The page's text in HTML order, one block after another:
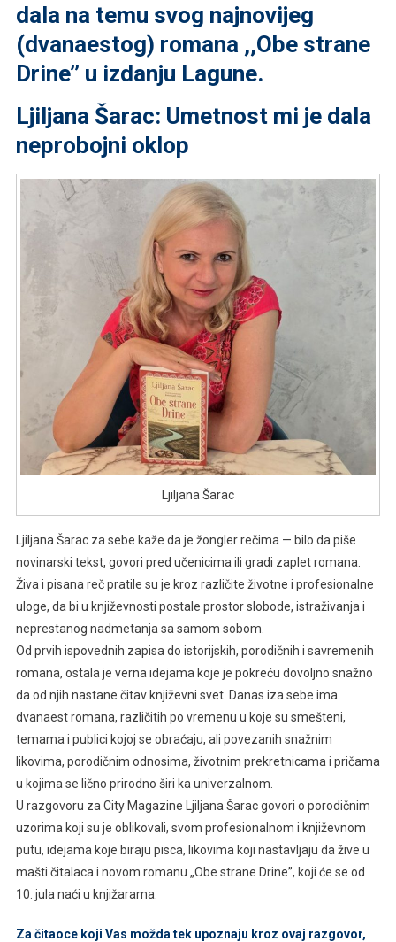
dala na temu svog najnovijeg
(dvanaestog) romana ,,Obe strane
Drine’’ u izdanju Lagune.
Ljiljana Šarac: Umetnost mi je dala
neprobojni oklop
Ljiljana Šarac
Ljiljana Šarac za sebe kaže da je žongler rečima — bilo da piše
novinarski tekst, govori pred učenicima ili gradi zaplet romana.
Živa i pisana reč pratile su je kroz različite životne i profesionalne
uloge, da bi u književnosti postale prostor slobode, istraživanja i
neprestanog nadmetanja sa samom sobom.
Od prvih ispovednih zapisa do istorijskih, porodičnih i savremenih
romana, ostala je verna idejama koje je pokreću dovoljno snažno
da od njih nastane čitav književni svet. Danas iza sebe ima
dvanaest romana, različitih po vremenu u koje su smešteni,
temama i publici kojoj se obraćaju, ali povezanih snažnim
likovima, porodičnim odnosima, životnim prekretnicama i pričama
u kojima se lično prirodno širi ka univerzalnom.
U razgovoru za City Magazine Ljiljana Šarac govori o porodičnim
uzorima koji su je oblikovali, svom profesionalnom i književnom
putu, idejama koje biraju pisca, likovima koji nastavljaju da žive u
mašti čitalaca i novom romanu „Obe strane Drine”, koji će se od
10. jula naći u knjižarama.
Za čitaoce koji Vas možda tek upoznaju kroz ovaj razgovor,